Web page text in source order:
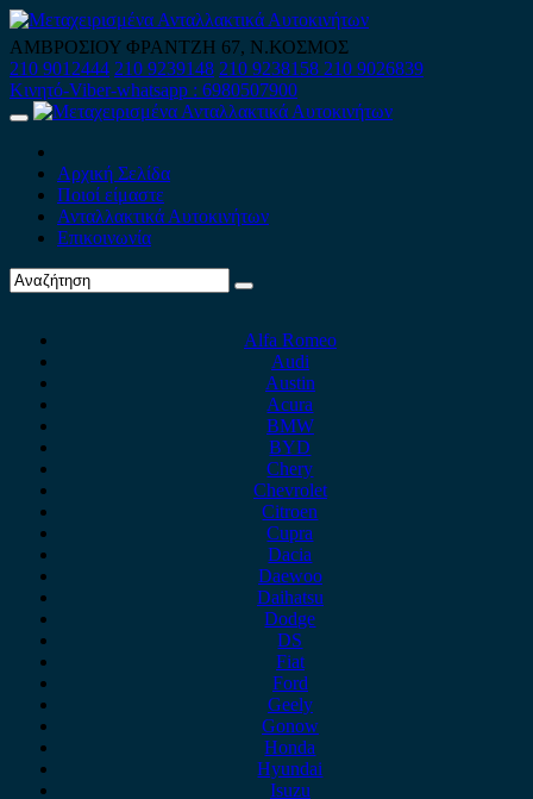
Skip
to
content
ΑΜΒΡΟΣΙΟΥ ΦΡΑΝΤΖΗ 67, Ν.ΚΟΣΜΟΣ
210 9012444 210 9239148 210 9238158 210 9026839
Κινητό-Viber-whatsapp : 6980507900
Primary
Αρχική Σελίδα
Ποιοί είμαστε
Ανταλλακτικά Αυτοκινήτων
Επικοινωνία
Alfa Romeo
Audi
Austin
Acura
BMW
BYD
Chery
Chevrolet
Citroen
Cupra
Dacia
Daewoo
Daihatsu
Dodge
DS
Fiat
Ford
Geely
Gonow
Honda
Hyundai
Isuzu